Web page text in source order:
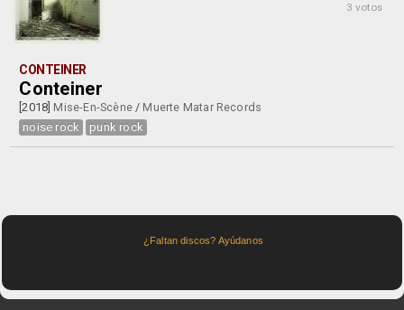
3 votos
CONTEINER
Conteiner
[2018] Mise-En-Scène/ Muerte Matar Records
noise rock
punk rock
¿Faltan discos? Ayúdanos